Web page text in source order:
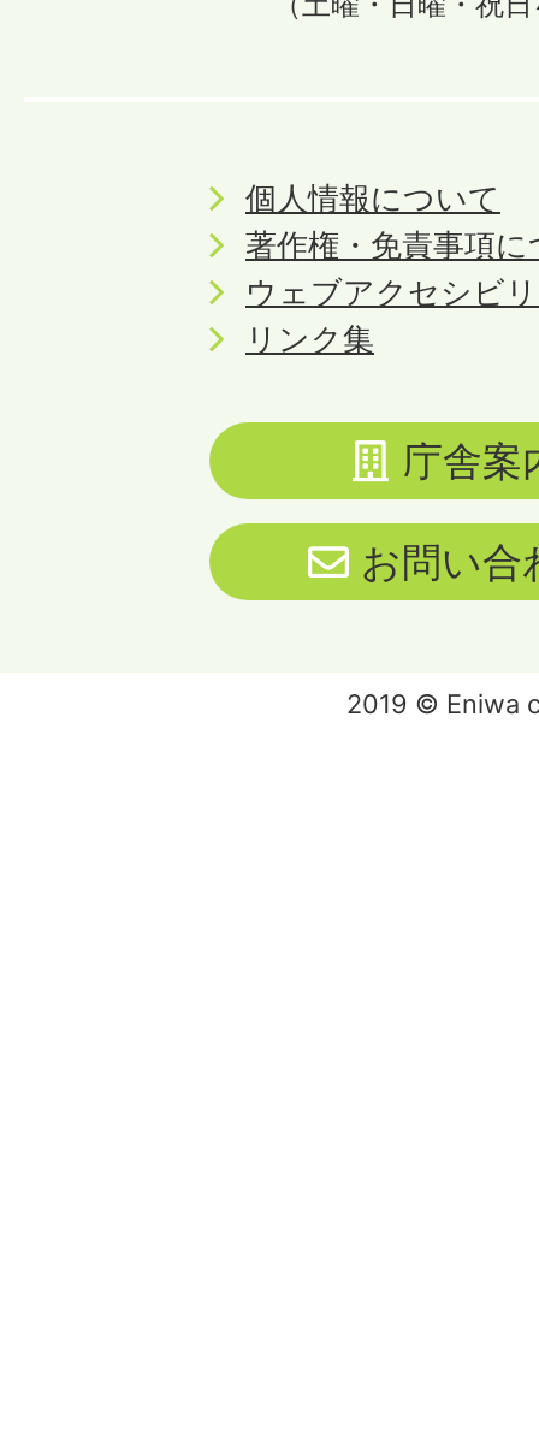
個人情報について
著作権・免責事項
ウェブアクセシビ
リンク集
庁舎案
お問い合
2019 © Eniwa